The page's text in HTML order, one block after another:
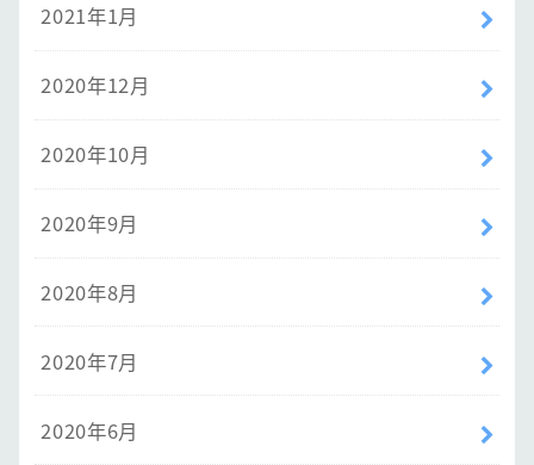
2021年1月
2020年12月
2020年10月
2020年9月
2020年8月
2020年7月
2020年6月